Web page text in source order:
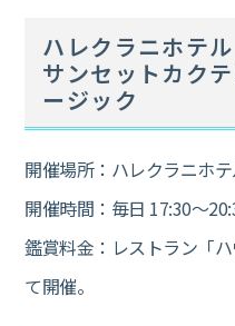
ハレクラニホテル
サンセットカク
ージック
開催場所：ハレクラニホ
開催時間：毎日 17:30～
鑑賞料金：レストラン「
て開催。